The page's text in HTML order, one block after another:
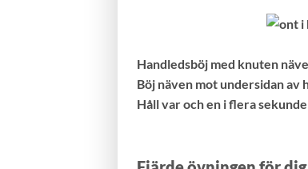
Handledsböj med knuten
Böj näven mot undersidan av
Håll var och en i flera